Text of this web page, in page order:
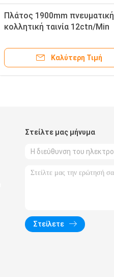
Πλάτος 1900mm πνευματική
κολλητική ταινία 12ctn/Min
χαρτοκιβωτίων
Καλύτερη Τιμή
Στείλτε μας μήνυμα
Στείλετε